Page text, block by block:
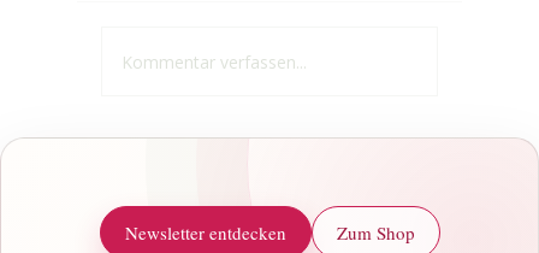
Manche
Termin
Kommentar verfassen...
Newsletter entdecken Zum Shop